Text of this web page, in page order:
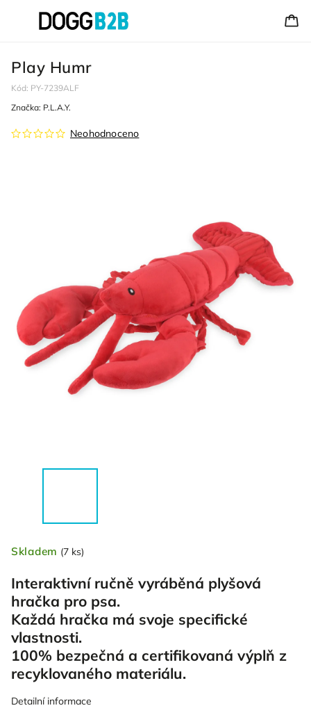
Play Humr
Kód: PY-7239ALF
Neohodnoceno
Značka: P.L.A.Y.
Skladem (7 ks)
Interaktivní ručně vyráběná plyšová
hračka pro psa.
Každá hračka má svoje specifické
vlastnosti.
100% bezpečná a certifikovaná výplň z
recyklovaného materiálu.
Detailní informace